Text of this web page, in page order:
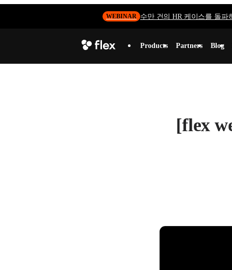
WEBINAR 수만 건의 HR 케이스를 돌파
Products Partners Blog
[flex